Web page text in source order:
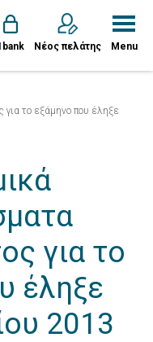
Νέος πελάτης Menu
για το εξάμηνο που έληξε
για το
έληξε
2013